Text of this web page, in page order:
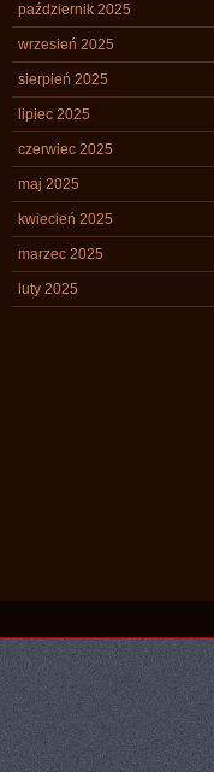
październik 2025
wrzesień 2025
sierpień 2025
lipiec 2025
czerwiec 2025
maj 2025
kwiecień 2025
marzec 2025
luty 2025